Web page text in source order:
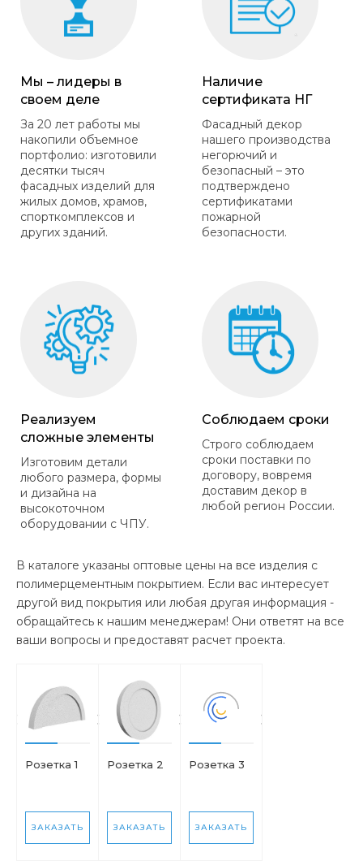
Мы – лидеры в
своем деле
За 20 лет работы мы
накопили объемное
портфолио: изготовили
десятки тысяч
фасадных изделий для
жилых домов, храмов,
спорткомплексов и
других зданий.
Наличие
сертификата НГ
Фасадный декор
нашего производства
негорючий и
безопасный – это
подтверждено
сертификатами
пожарной
безопасности.
Реализуем
сложные элементы
Изготовим детали
любого размера, формы
и дизайна на
высокоточном
оборудовании с ЧПУ.
Соблюдаем сроки
Строго соблюдаем
сроки поставки по
договору, вовремя
доставим декор в
любой регион России.
В каталоге указаны оптовые цены на все изделия с
полимерцементным покрытием. Если вас интересует
другой вид покрытия или любая другая информация -
обращайтесь к нашим менеджерам! Они ответят на все
ваши вопросы и предоставят расчет проекта.
Розетка 1
ЗАКАЗАТЬ
Розетка 2
ЗАКАЗАТЬ
Розетка 3
ЗАКАЗАТЬ